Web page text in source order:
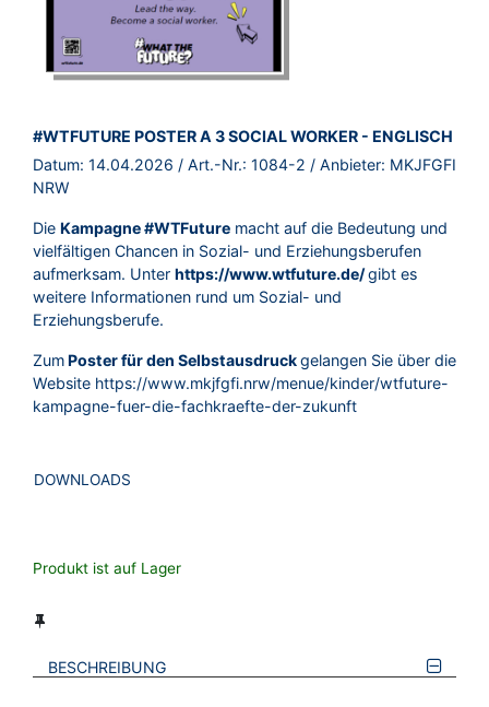
BROSCHÜRE:
#WTFUTURE POSTER A 3 SOCIAL WORKER - ENGLISCH
Datum: 14.04.2026 / Art.-Nr.: 1084-2 / Anbieter: MKJFGFI
NRW
Die Kampagne #WTFuture macht auf die Bedeutung und
vielfältigen Chancen in Sozial- und Erziehungsberufen
aufmerksam. Unter https://www.wtfuture.de/gibt es
weitere Informationen rund um Sozial- und
Erziehungsberufe.
ZumPoster für den Selbstausdruckgelangen Sie über die
Website https://www.mkjfgfi.nrw/menue/kinder/wtfuture-
kampagne-fuer-die-fachkraefte-der-zukunft
DOWNLOADS
Produkt ist auf Lager
BESCHREIBUNG